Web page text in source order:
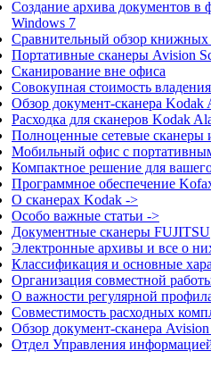
Создание архива документов
Windows 7
Сравнительный обзор книжных
Портативные сканеры Avision
Сканирование вне офиса
Совокупная стоимость
Обзор документ-сканера
Расходка для сканеров Kodak
Полноценные сетевые сканеры
Мобильный офис с
Компактное решение для
Программное обеспечение
О сканерах Kodak ->
Особо важные статьи ->
Документные сканеры FUJITSU
Электронные архивы и все о
Классификация и основные
Организация совместной
О важности регулярной
Совместимость расходных
Обзор документ-сканера
Отдел Управления